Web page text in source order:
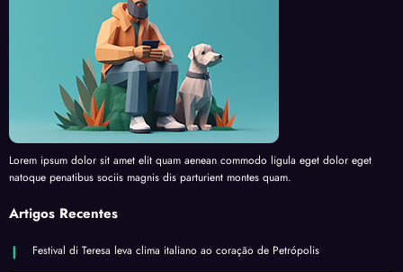
Lorem ipsum dolor sit amet elit quam aenean commodo ligula eget dolor eget
natoque penatibus sociis magnis dis parturient montes quam.
Artigos Recentes
Festival di Teresa leva clima italiano ao coração de Petrópolis